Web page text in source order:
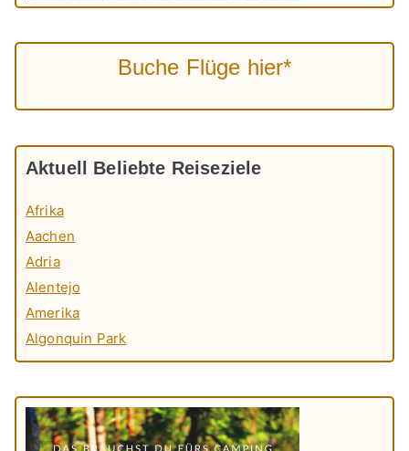
Buche Flüge hier*
Aktuell Beliebte Reiseziele
Afrika
Aachen
Adria
Alentejo
Amerika
Algonquin Park